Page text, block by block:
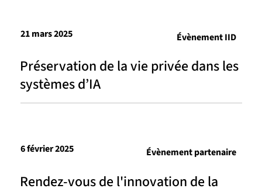
Préservation de la vie privée dans les
systèmes d’IA
21 mars 2025 Évènement IID
Rendez-vous de l'innovation de la
6 février 2025 Évènement partenaire